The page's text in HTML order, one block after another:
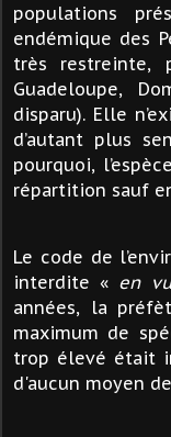
populations
endémique des
très restreinte,
Guadeloupe,
disparu). Elle
d’autant plus
pourquoi,
répartition sauf
Le code de
interdite « en
années, la
maximum de
trop élevé était
d'aucun moyen